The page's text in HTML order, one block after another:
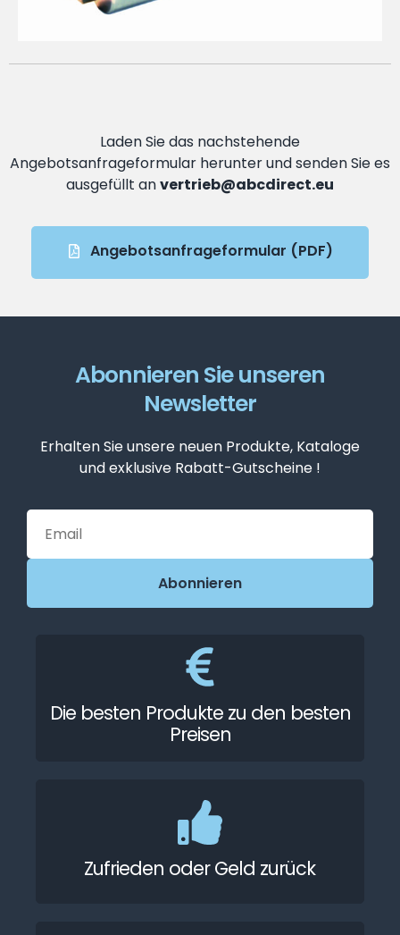
Laden Sie das nachstehende
Angebotsanfrageformular herunter und senden Sie es
ausgefüllt anvertrieb@abcdirect.eu
Angebotsanfrageformular (PDF)
Abonnieren Sie unseren
Newsletter
Erhalten Sie unsere neuen Produkte, Kataloge
und exklusive Rabatt-Gutscheine !
Die besten Produkte zu den besten
Preisen
Zufrieden oder Geld zurück